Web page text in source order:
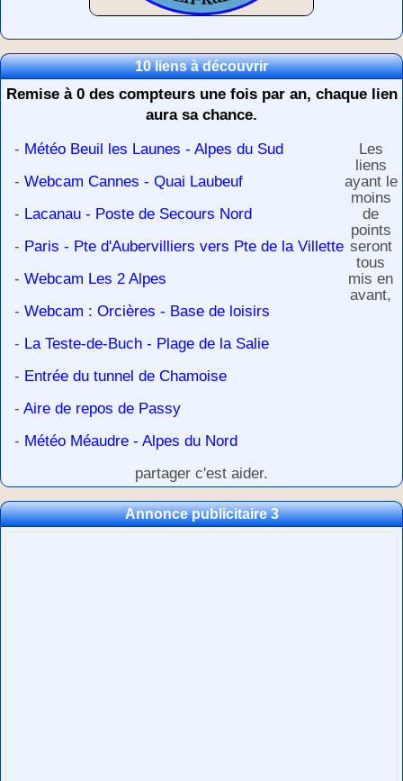
10 liens à découvrir
Remise à 0 des compteurs une fois par an, chaque lien
aura sa chance.
- Météo Beuil les Launes - Alpes du Sud
- Webcam Cannes - Quai Laubeuf
- Lacanau - Poste de Secours Nord
- Paris - Pte d'Aubervilliers vers Pte de la Villette
- Webcam Les 2 Alpes
- Webcam : Orcières - Base de loisirs
- La Teste-de-Buch - Plage de la Salie
- Entrée du tunnel de Chamoise
- Aire de repos de Passy
- Météo Méaudre - Alpes du Nord
Les
liens
ayant le
moins
de
points
seront
tous
mis en
avant,
partager c'est aider.
Annonce publicitaire 3